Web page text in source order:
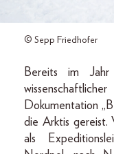
© Sepp Friedhofer
Bereits im
Dokumentation
die Arktis gereist.
als